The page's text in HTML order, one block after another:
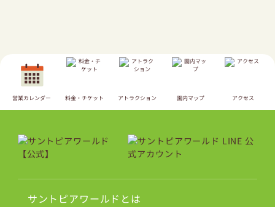
営業カレンダー 料金・チケット アトラクション 園内マップ アクセス
サントピアワールドとは